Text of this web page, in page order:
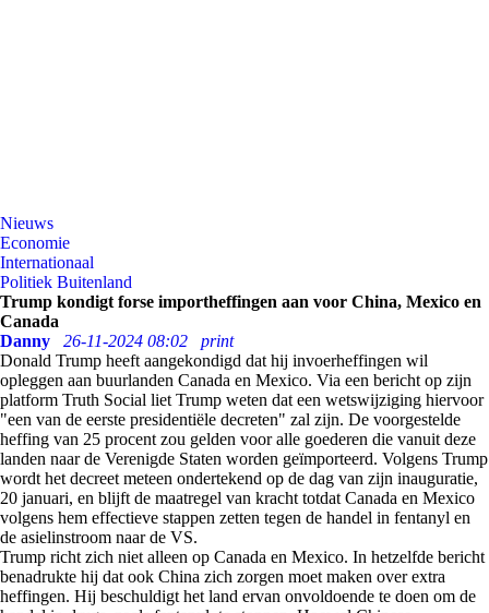
Nieuws
Economie
Internationaal
Politiek Buitenland
Trump kondigt forse importheffingen aan voor China, Mexico en
Canada
Danny
26-11-2024 08:02
print
Donald Trump heeft aangekondigd dat hij invoerheffingen wil
opleggen aan buurlanden Canada en Mexico. Via een bericht op zijn
platform Truth Social liet Trump weten dat een wetswijziging hiervoor
"een van de eerste presidentiële decreten" zal zijn. De voorgestelde
heffing van 25 procent zou gelden voor alle goederen die vanuit deze
landen naar de Verenigde Staten worden geïmporteerd. Volgens Trump
wordt het decreet meteen ondertekend op de dag van zijn inauguratie,
20 januari, en blijft de maatregel van kracht totdat Canada en Mexico
volgens hem effectieve stappen zetten tegen de handel in fentanyl en
de asielinstroom naar de VS.
Trump richt zich niet alleen op Canada en Mexico. In hetzelfde bericht
benadrukte hij dat ook China zich zorgen moet maken over extra
heffingen. Hij beschuldigt het land ervan onvoldoende te doen om de